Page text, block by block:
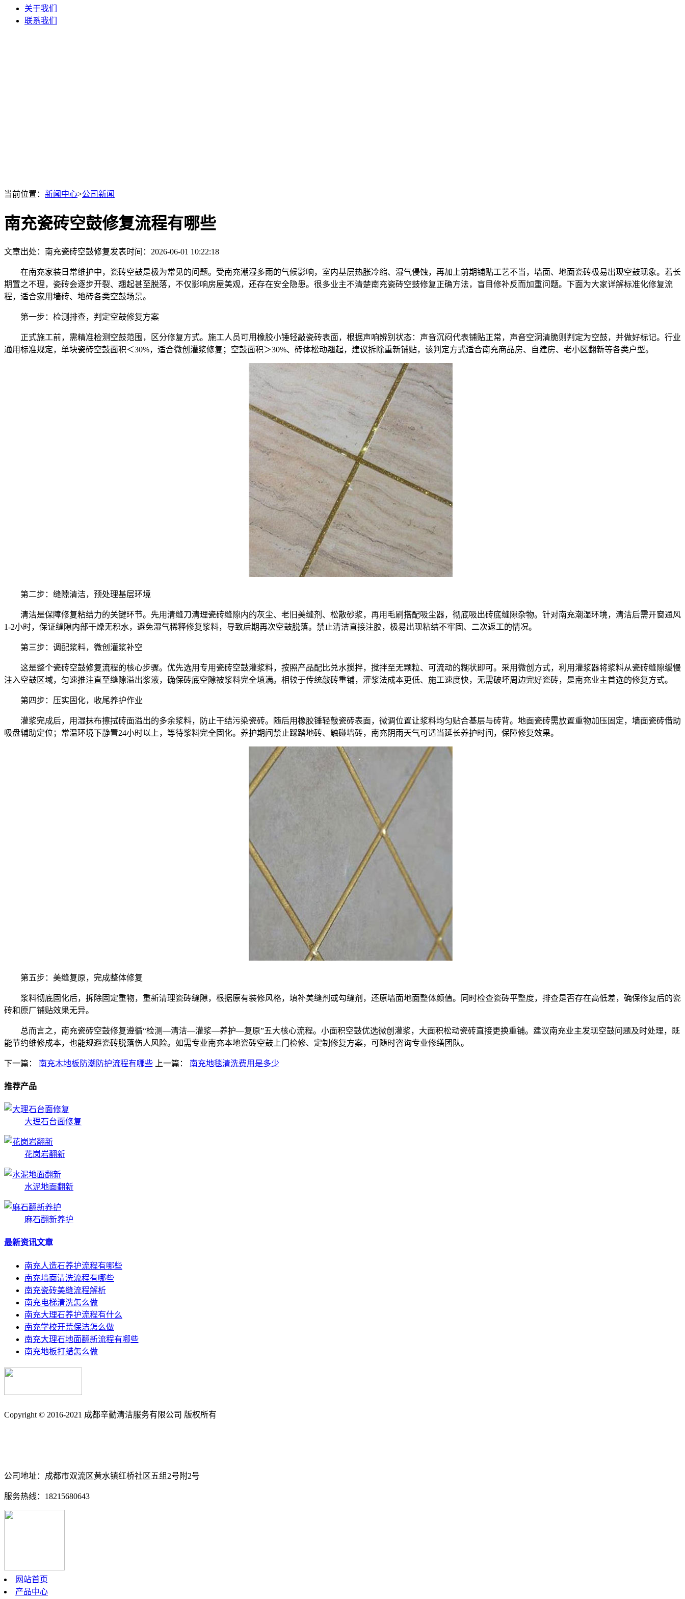
关于我们
联系我们
当前位置： 新闻中心>公司新闻
南充瓷砖空鼓修复流程有哪些
文章出处：南充瓷砖空鼓修复发表时间：2026-06-01 10:22:18
在南充家装日常维护中，瓷砖空鼓是极为常见的问题。受南充潮湿多雨的气候影响，室内基层热胀冷缩、湿气侵蚀，再加上前期铺贴工艺不当，墙面、地面瓷砖极易出现空鼓现象。若长
期置之不理，瓷砖会逐步开裂、翘起甚至脱落，不仅影响房屋美观，还存在安全隐患。很多业主不清楚南充瓷砖空鼓修复正确方法，盲目修补反而加重问题。下面为大家详解标准化修复流
程，适合家用墙砖、地砖各类空鼓场景。
第一步：检测排查，判定空鼓修复方案
正式施工前，需精准检测空鼓范围，区分修复方式。施工人员可用橡胶小锤轻敲瓷砖表面，根据声响辨别状态：声音沉闷代表铺贴正常，声音空洞清脆则判定为空鼓，并做好标记。行业
通用标准规定，单块瓷砖空鼓面积＜30%，适合微创灌浆修复；空鼓面积＞30%、砖体松动翘起，建议拆除重新铺贴，该判定方式适合南充商品房、自建房、老小区翻新等各类户型。
第二步：缝隙清洁，预处理基层环境
清洁是保障修复粘结力的关键环节。先用清缝刀清理瓷砖缝隙内的灰尘、老旧美缝剂、松散砂浆，再用毛刷搭配吸尘器，彻底吸出砖底缝隙杂物。针对南充潮湿环境，清洁后需开窗通风
1-2小时，保证缝隙内部干燥无积水，避免湿气稀释修复浆料，导致后期再次空鼓脱落。禁止清洁直接注胶，极易出现粘结不牢固、二次返工的情况。
第三步：调配浆料，微创灌浆补空
这是整个瓷砖空鼓修复流程的核心步骤。优先选用专用瓷砖空鼓灌浆料，按照产品配比兑水搅拌，搅拌至无颗粒、可流动的糊状即可。采用微创方式，利用灌浆器将浆料从瓷砖缝隙缓慢
注入空鼓区域，匀速推注直至缝隙溢出浆液，确保砖底空隙被浆料完全填满。相较于传统敲砖重铺，灌浆法成本更低、施工速度快，无需破坏周边完好瓷砖，是南充业主首选的修复方式。
第四步：压实固化，收尾养护作业
灌浆完成后，用湿抹布擦拭砖面溢出的多余浆料，防止干结污染瓷砖。随后用橡胶锤轻敲瓷砖表面，微调位置让浆料均匀贴合基层与砖背。地面瓷砖需放置重物加压固定，墙面瓷砖借助
吸盘辅助定位；常温环境下静置24小时以上，等待浆料完全固化。养护期间禁止踩踏地砖、触碰墙砖，南充阴雨天气可适当延长养护时间，保障修复效果。
第五步：美缝复原，完成整体修复
浆料彻底固化后，拆除固定重物，重新清理瓷砖缝隙，根据原有装修风格，填补美缝剂或勾缝剂，还原墙面地面整体颜值。同时检查瓷砖平整度，排查是否存在高低差，确保修复后的瓷
砖和原厂铺贴效果无异。
总而言之，南充瓷砖空鼓修复遵循“检测—清洁—灌浆—养护—复原”五大核心流程。小面积空鼓优选微创灌浆，大面积松动瓷砖直接更换重铺。建议南充业主发现空鼓问题及时处理，既
能节约维修成本，也能规避瓷砖脱落伤人风险。如需专业南充本地瓷砖空鼓上门检修、定制修复方案，可随时咨询专业修缮团队。
下一篇： 南充木地板防潮防护流程有哪些 上一篇： 南充地毯清洗费用是多少
推荐产品
大理石台面修复
花岗岩翻新
水泥地面翻新
麻石翻新养护
最新资讯文章
南充人造石养护流程有哪些
南充墙面清洗流程有哪些
南充瓷砖美缝流程解析
南充电梯清洗怎么做
南充大理石养护流程有什么
南充学校开荒保洁怎么做
南充大理石地面翻新流程有哪些
南充地板打蜡怎么做
Copyright © 2016-2021 成都辛勤清洁服务有限公司 版权所有
公司地址：成都市双流区黄水镇红桥社区五组2号附2号
服务热线：18215680643
网站首页
产品中心